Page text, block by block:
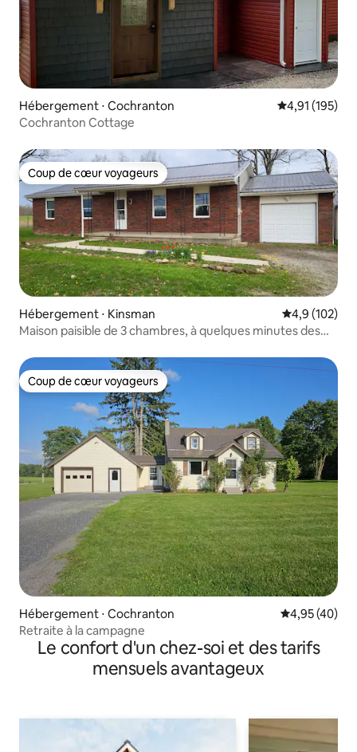
Hébergement ⋅ Cochranton Évaluation
4,91 (195)
Cochranton Cottage
Coup de cœur voyageurs
Coup de cœur voyageurs
Hébergement ⋅ Kinsman Évaluation
4,9 (102)
Maison paisible de 3 chambres, à quelques minutes des
Coup de cœur voyageurs
Coup de cœur voyageurs
Hébergement ⋅ Cochranton Évaluation
4,95 (40)
Retraite à la campagne
Le confort d'un chez-soi et des tarifs
mensuels avantageux